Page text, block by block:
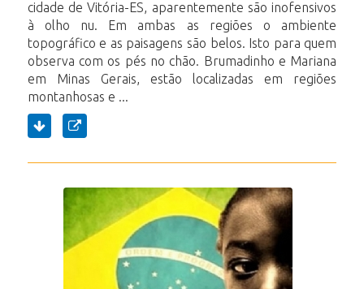
cidade de Vitória-ES, aparentemente são inofensivos
à olho nu. Em ambas as regiões o ambiente
topográfico e as paisagens são belos. Isto para quem
observa com os pés no chão. Brumadinho e Mariana
em Minas Gerais, estão localizadas em regiões
montanhosas e ...